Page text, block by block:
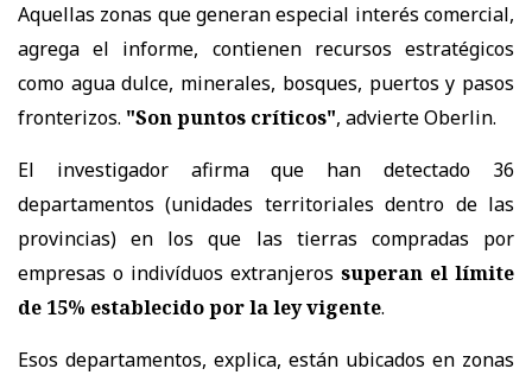
Aquellas zonas que generan especial interés comercial,
agrega el informe, contienen recursos estratégicos
como agua dulce, minerales, bosques, puertos y pasos
fronterizos. "Son puntos críticos", advierte Oberlin.
El investigador afirma que han detectado 36
departamentos (unidades territoriales dentro de las
provincias) en los que las tierras compradas por
empresas o indivíduos extranjeros superan el límite
de 15% establecido por la ley vigente.
Esos departamentos, explica, están ubicados en zonas